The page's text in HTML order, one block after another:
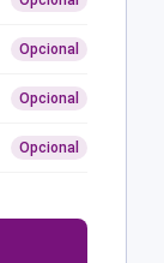
Opcional
Opcional
Opcional